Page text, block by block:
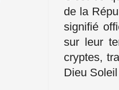
de la
signifié
sur leur
cryptes,
Dieu